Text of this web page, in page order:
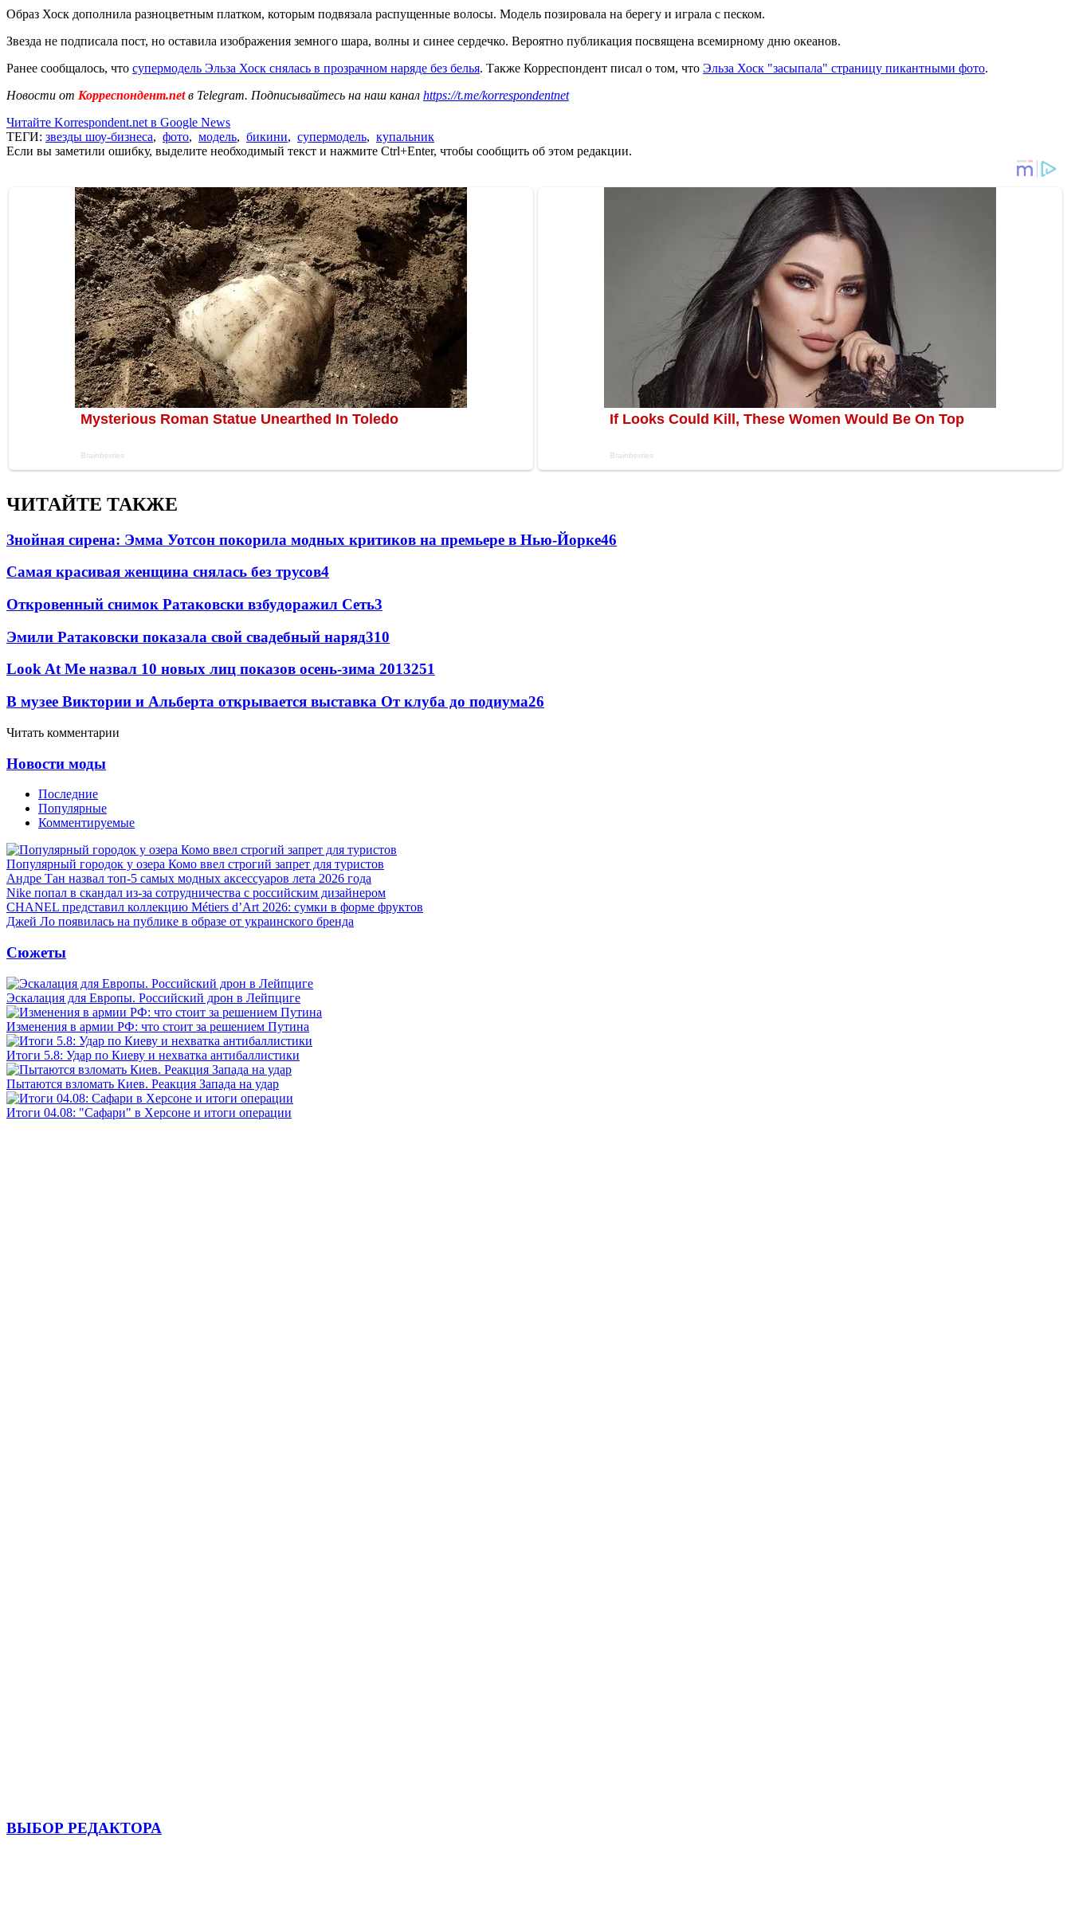
Образ Хоск дополнила разноцветным платком, которым подвязала распущенные волосы. Модель позировала на берегу и играла с песком.
Звезда не подписала пост, но оставила изображения земного шара, волны и синее сердечко. Вероятно публикация посвящена всемирному дню океанов.
Ранее сообщалось, что супермодель Эльза Хоск снялась в прозрачном наряде без белья. Также Корреспондент писал о том, что Эльза Хоск "засыпала" страницу пикантными фото.
Новости от Корреспондент.netв Telegram. Подписывайтесь на наш канал https://t.me/korrespondentnet
Читайте Korrespondent.net в Google News
ТЕГИ: звезды шоу-бизнеса, фото, модель, бикини, супермодель, купальник
Если вы заметили ошибку, выделите необходимый текст и нажмите Ctrl+Enter, чтобы сообщить об этом редакции.
ЧИТАЙТЕ ТАКЖЕ
Знойная сирена: Эмма Уотсон покорила модных критиков на премьере в Нью-Йорке46
Самая красивая женщина снялась без трусов4
Откровенный снимок Ратаковски взбудоражил Сеть3
Эмили Ратаковски показала свой свадебный наряд310
Look At Me назвал 10 новых лиц показов осень-зима 2013251
В музее Виктории и Альберта открывается выставка От клуба до подиума26
Читать комментарии
Новости моды
Последние
Популярные
Комментируемые
Популярный городок у озера Комо ввел строгий запрет для туристов
Андре Тан назвал топ-5 самых модных аксессуаров лета 2026 года
Nike попал в скандал из-за сотрудничества с российским дизайнером
CHANEL представил коллекцию Métiers d’Art 2026: сумки в форме фруктов
Джей Ло появилась на публике в образе от украинского бренда
Сюжеты
Эскалация для Европы. Российский дрон в Лейпциге
Изменения в армии РФ: что стоит за решением Путина
Итоги 5.8: Удар по Киеву и нехватка антибаллистики
Пытаются взломать Киев. Реакция Запада на удар
Итоги 04.08: "Сафари" в Херсоне и итоги операции
ВЫБОР РЕДАКТОРА